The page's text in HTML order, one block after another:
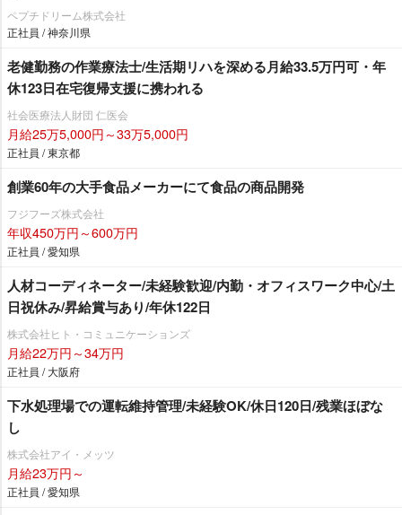
ペプチドリーム株式会社
正社員 / 神奈川県
老健勤務の作業療法士/生活期リハを深める月給33.5万円可・年
休123日在宅復帰支援に携われる
社会医療法人財団 仁医会
月給25万5,000円～33万5,000円
正社員 / 東京都
創業60年の大手食品メーカーにて食品の商品開発
フジフーズ株式会社
年収450万円～600万円
正社員 / 愛知県
人材コーディネーター/未経験歓迎/内勤・オフィスワーク中心/土
日祝休み/昇給賞与あり/年休122日
株式会社ヒト・コミュニケーションズ
月給22万円～34万円
正社員 / 大阪府
下水処理場での運転維持管理/未経験OK/休日120日/残業ほぼな
し
株式会社アイ・メッツ
月給23万円～
正社員 / 愛知県